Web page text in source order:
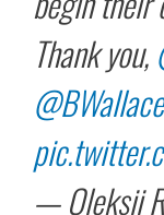
Thank you,
— Oleksii